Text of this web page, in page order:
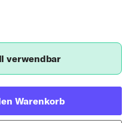
verwendbar
Warenkorb